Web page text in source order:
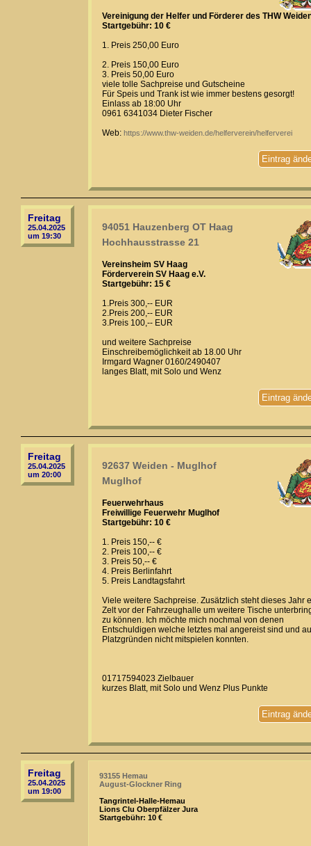
Vereinigung der Helfer und Förderer des THW
Startgebühr: 10 €
1. Preis 250,00 Euro
2. Preis 150,00 Euro
3. Preis 50,00 Euro
viele tolle Sachpreise und Gutscheine
Für Speis und Trank ist wie immer bestens gesorgt!
Einlass ab 18:00 Uhr
0961 6341034 Dieter Fischer
Web: https://www.thw-weiden.de/helferverein/helferverei
Eintrag
Freitag
25.04.2025
um 19:30
94051 Hauzenberg OT Haag
Hochhausstrasse 21
Vereinsheim SV Haag
Förderverein SV Haag e.V.
Startgebühr: 15 €
1.Preis 300,-- EUR
2.Preis 200,-- EUR
3.Preis 100,-- EUR
und weitere Sachpreise
Einschreibemöglichkeit ab 18.00 Uhr
Irmgard Wagner 0160/2490407
langes Blatt, mit Solo und Wenz
Eintrag
Freitag
25.04.2025
um 20:00
92637 Weiden - Muglhof
Muglhof
Feuerwehrhaus
Freiwillige Feuerwehr Muglhof
Startgebühr: 10 €
1. Preis 150,-- €
2. Preis 100,-- €
3. Preis 50,-- €
4. Preis Berlinfahrt
5. Preis Landtagsfahrt
Viele weitere Sachpreise. Zusätzlich steht dieses Jahr
Zelt vor der Fahrzeughalle um weitere Tische
zu können. Ich möchte mich nochmal von denen
Entschuldigen welche letztes mal angereist sind und
Platzgründen nicht mitspielen konnten.
01717594023 Zielbauer
kurzes Blatt, mit Solo und Wenz Plus Punkte
Eintrag
Freitag
25.04.2025
um 19:00
93155 Hemau
August-Glockner Ring
Tangrintel-Halle-Hemau
Lions Clu Oberpfälzer Jura
Startgebühr: 10 €